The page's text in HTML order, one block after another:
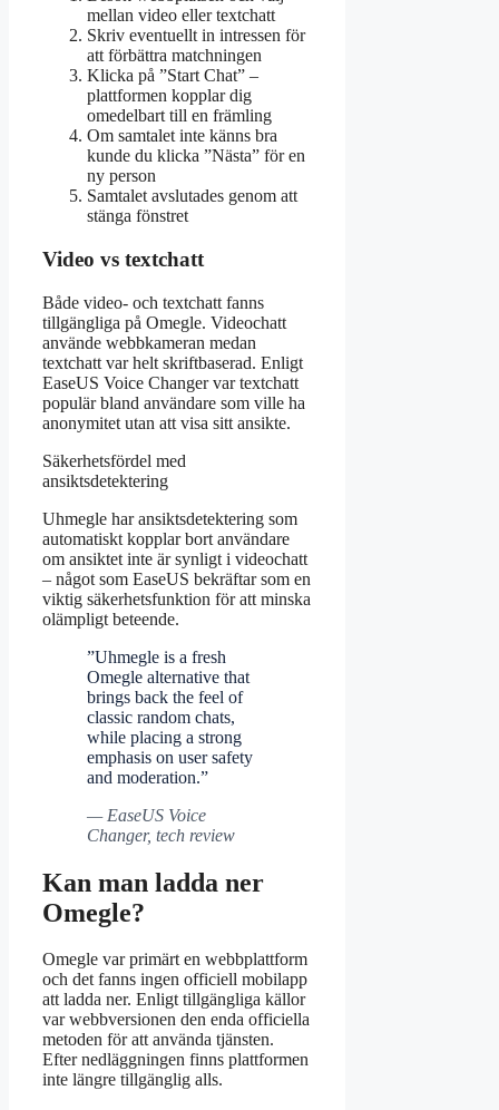
mellan video eller textchatt
Skriv eventuellt in intressen för
att förbättra matchningen
Klicka på ”Start Chat” –
plattformen kopplar dig
omedelbart till en främling
Om samtalet inte känns bra
kunde du klicka ”Nästa” för en
ny person
Samtalet avslutades genom att
stänga fönstret
Video vs textchatt
Både video- och textchatt fanns
tillgängliga på Omegle. Videochatt
använde webbkameran medan
textchatt var helt skriftbaserad. Enligt
EaseUS Voice Changer var textchatt
populär bland användare som ville ha
anonymitet utan att visa sitt ansikte.
Säkerhetsfördel med
ansiktsdetektering
Uhmegle har ansiktsdetektering som
automatiskt kopplar bort användare
om ansiktet inte är synligt i videochatt
– något som EaseUS bekräftar som en
viktig säkerhetsfunktion för att minska
olämpligt beteende.
”Uhmegle is a fresh
Omegle alternative that
brings back the feel of
classic random chats,
while placing a strong
emphasis on user safety
and moderation.”
— EaseUS Voice
Changer, tech review
Kan man ladda ner
Omegle?
Omegle var primärt en webbplattform
och det fanns ingen officiell mobilapp
att ladda ner. Enligt tillgängliga källor
var webbversionen den enda officiella
metoden för att använda tjänsten.
Efter nedläggningen finns plattformen
inte längre tillgänglig alls.